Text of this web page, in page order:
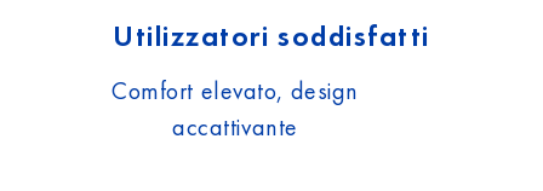
Utilizzatori soddisfatti
Comfort elevato, design
accattivante